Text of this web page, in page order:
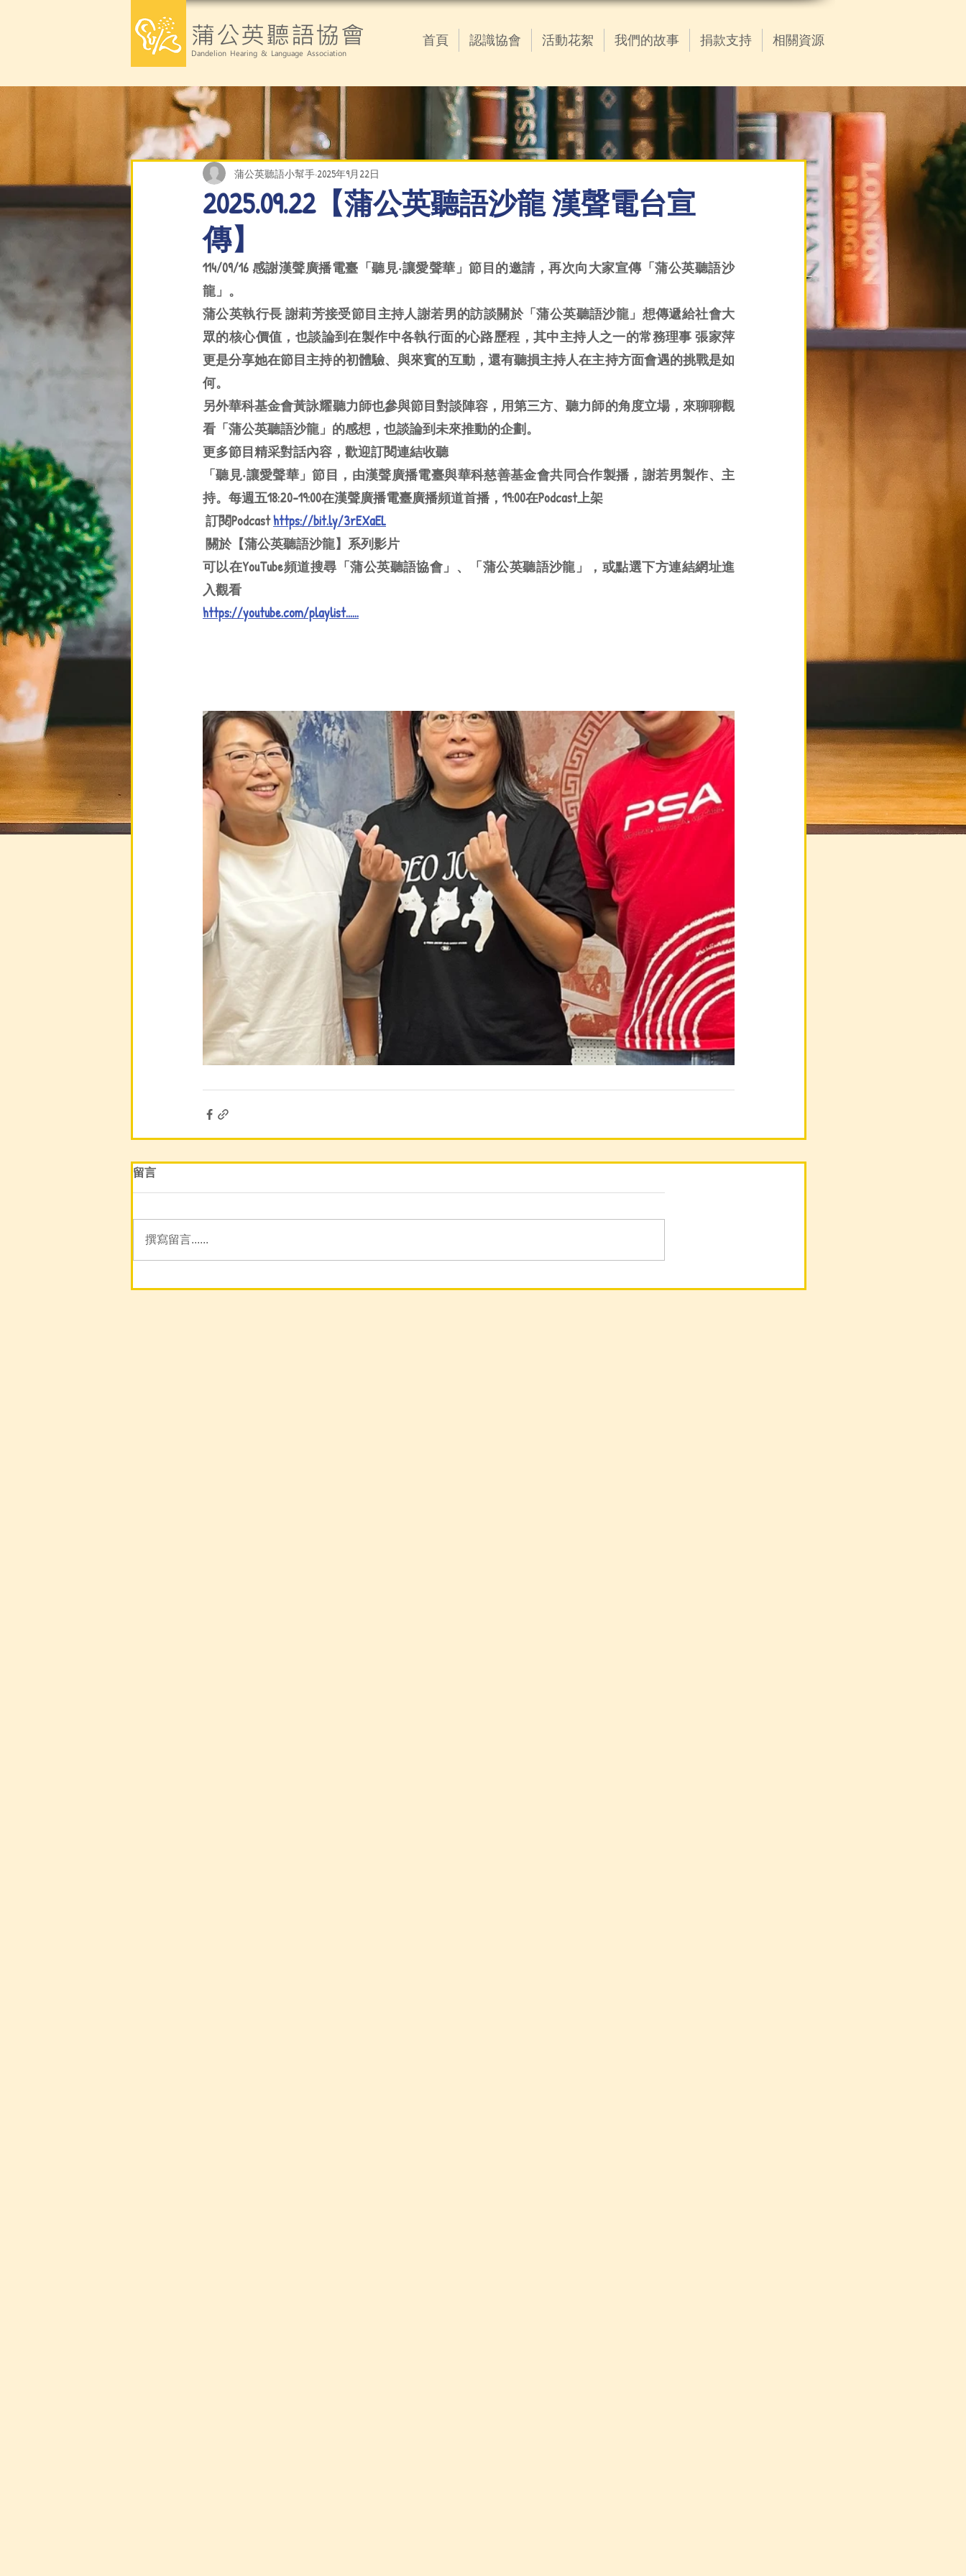
蒲公英聽語協會
Dandelion Hearing & Language Association
首頁 認識協會 活動花絮 我們的故事 捐款支持 相關資源
2025.09.22【蒲公英聽語沙龍 漢聲電台宣
傳】
蒲公英聽語小幫手 2025年9月22日
114/09/16 感謝漢聲廣播電臺「聽見‧讓愛聲華」節目的邀請，再次向大家宣傳「蒲公英聽語沙
龍」。
蒲公英執行長 謝莉芳接受節目主持人謝若男的訪談關於「蒲公英聽語沙龍」想傳遞給社會大
眾的核心價值，也談論到在製作中各執行面的心路歷程，其中主持人之一的常務理事 張家萍
更是分享她在節目主持的初體驗、與來賓的互動，還有聽損主持人在主持方面會遇的挑戰是如
何。
另外華科基金會黃詠耀聽力師也參與節目對談陣容，用第三方、聽力師的角度立場，來聊聊觀
看「蒲公英聽語沙龍」的感想，也談論到未來推動的企劃。
更多節目精采對話內容，歡迎訂閱連結收聽
「聽見‧讓愛聲華」節目，由漢聲廣播電臺與華科慈善基金會共同合作製播，謝若男製作、主
持。每週五18:20-19:00在漢聲廣播電臺廣播頻道首播，19:00在Podcast上架
訂閱Podcast https://bit.ly/3rEXaEL
關於【蒲公英聽語沙龍】系列影片
可以在YouTube頻道搜尋「蒲公英聽語協會」、「蒲公英聽語沙龍」，或點選下方連結網址進
入觀看
https://youtube.com/playlist......
留言
撰寫留言......